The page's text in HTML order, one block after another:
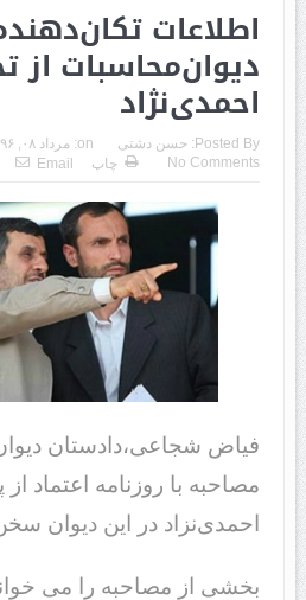
اطلاعات
دیوان‌محاسبات از
احمدی‌نژاد
Posted By: حسن دشتی on: مرداد ۰۸, ۱۳۹۶
No Comments
چاپ Email
فیاض شجاعی،دادستان
مصاحبه با روزنامه اعتماد
احمدی‌نزاد در این دیوان
بخشی از مصاحبه را می